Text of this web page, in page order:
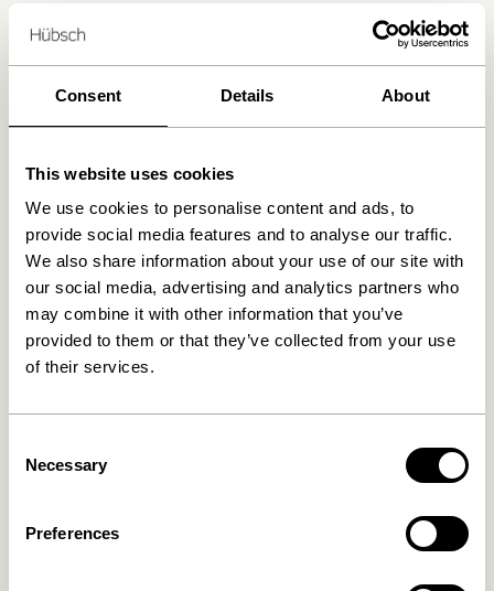
Consent Details About
This website uses cookies
We use cookies to personalise content and ads, to
provide social media features and to analyse our traffic.
We also share information about your use of our site with
our social media, advertising and analytics partners who
may combine it with other information that you’ve
provided to them or that they’ve collected from your use
of their services.
Selection
Necessary
Preferences
Livraison gratuite à partir de
Produits similaires
1.299,00kr.